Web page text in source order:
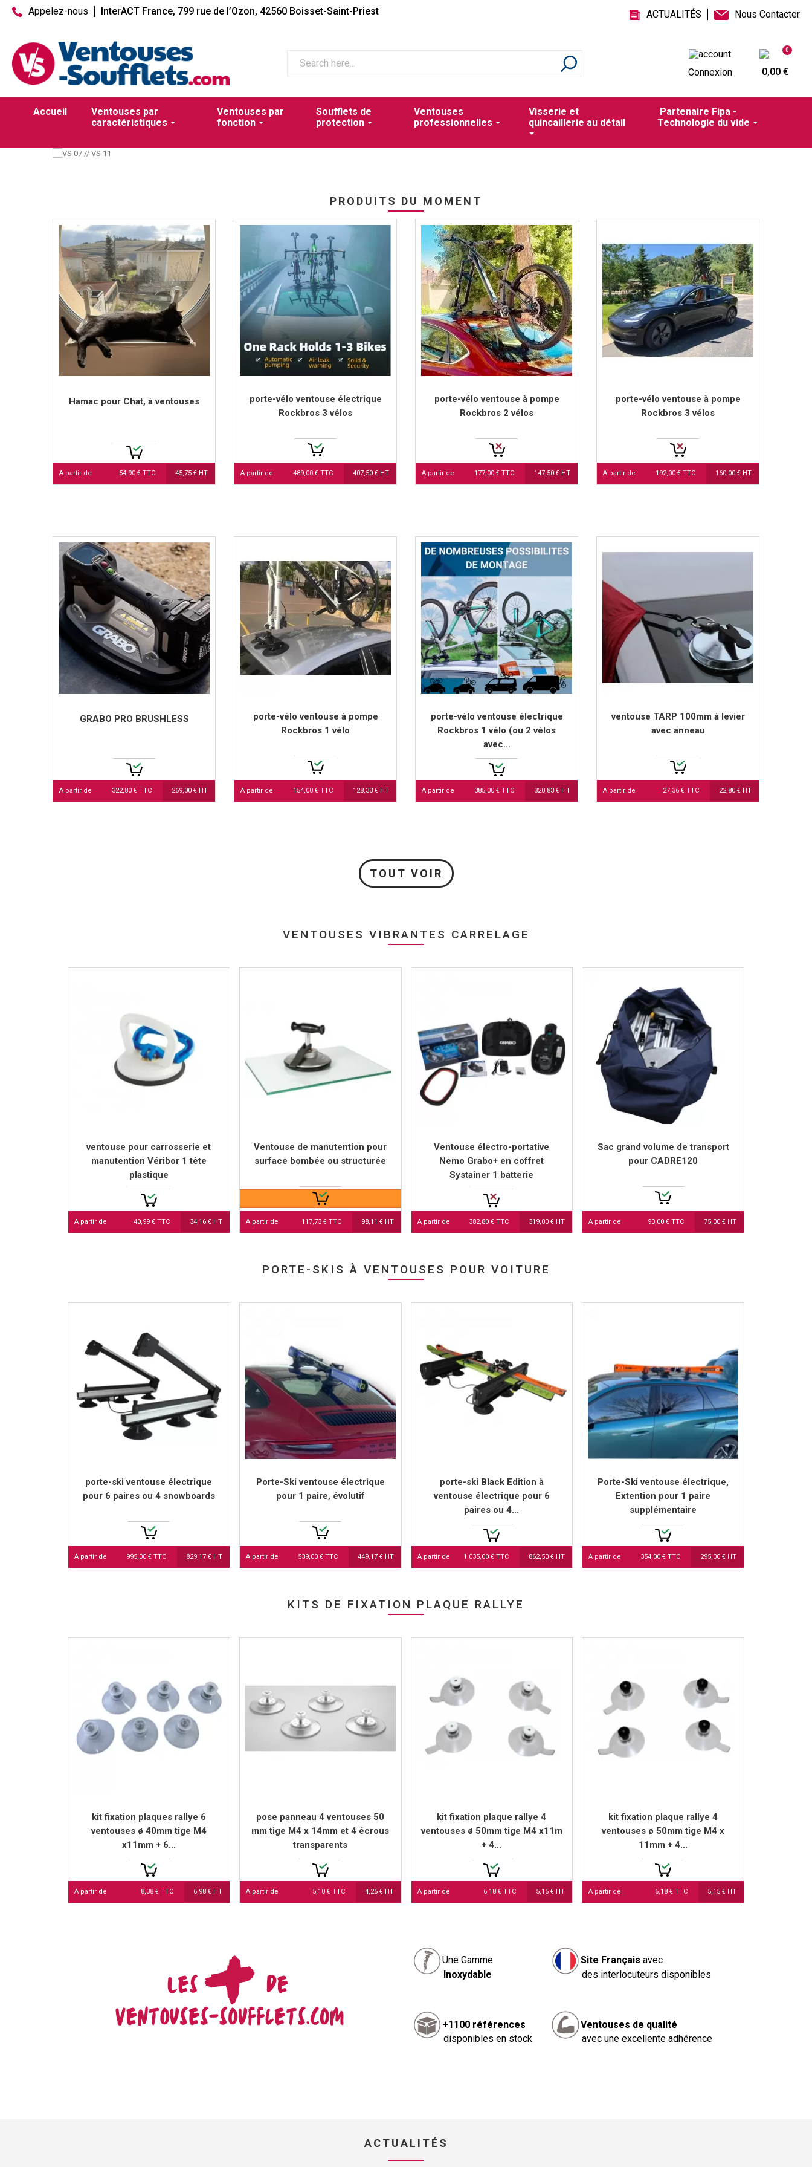
Appelez-nous InterACT France, 799 rue de l’Ozon, 42560 Boisset-Saint-Priest ACTUALITÉS Nous Contacter
Connexion
0
0,00 €
Accueil
Ventouses par
caractéristiques
Ventouses par
fonction
Soufflets de
protection
Ventouses
professionnelles
Visserie et
quincaillerie au détail
Partenaire Fipa -
Technologie du vide
Voir plus
PRODUITS DU MOMENT
Hamac pour Chat, à ventouses
A partir de 54,90 € TTC 45,75 € HT
porte-vélo ventouse électrique
Rockbros 3 vélos
A partir de 489,00 € TTC 407,50 € HT
porte-vélo ventouse à pompe
Rockbros 2 vélos
A partir de 177,00 € TTC 147,50 € HT
porte-vélo ventouse à pompe
Rockbros 3 vélos
A partir de 192,00 € TTC 160,00 € HT
GRABO PRO BRUSHLESS
A partir de 322,80 € TTC 269,00 € HT
porte-vélo ventouse à pompe
Rockbros 1 vélo
A partir de 154,00 € TTC 128,33 € HT
porte-vélo ventouse électrique
Rockbros 1 vélo (ou 2 vélos
avec...
A partir de 385,00 € TTC 320,83 € HT
ventouse TARP 100mm à levier
avec anneau
A partir de 27,36 € TTC 22,80 € HT
TOUT VOIR
VENTOUSES VIBRANTES CARRELAGE
ventouse pour carrosserie et
manutention Véribor 1 tête
plastique
A partir de 40,99 € TTC 34,16 € HT
Ventouse de manutention pour
surface bombée ou structurée
A partir de 117,73 € TTC 98,11 € HT
Ventouse électro-portative
Nemo Grabo+ en coffret
Systainer 1 batterie
A partir de 382,80 € TTC 319,00 € HT
Sac grand volume de transport
pour CADRE120
A partir de 90,00 € TTC 75,00 € HT
PORTE-SKIS À VENTOUSES POUR VOITURE
porte-ski ventouse électrique
pour 6 paires ou 4 snowboards
A partir de 995,00 € TTC 829,17 € HT
Porte-Ski ventouse électrique
pour 1 paire, évolutif
A partir de 539,00 € TTC 449,17 € HT
porte-ski Black Edition à
ventouse électrique pour 6
paires ou 4...
A partir de 1 035,00 € TTC 862,50 € HT
Porte-Ski ventouse électrique,
Extention pour 1 paire
supplémentaire
A partir de 354,00 € TTC 295,00 € HT
KITS DE FIXATION PLAQUE RALLYE
kit fixation plaques rallye 6
ventouses ø 40mm tige M4
x11mm + 6...
A partir de 8,38 € TTC 6,98 € HT
pose panneau 4 ventouses 50
mm tige M4 x 14mm et 4 écrous
transparents
A partir de 5,10 € TTC 4,25 € HT
kit fixation plaque rallye 4
ventouses ø 50mm tige M4 x11m
+ 4...
A partir de 6,18 € TTC 5,15 € HT
kit fixation plaque rallye 4
ventouses ø 50mm tige M4 x
11mm + 4...
A partir de 6,18 € TTC 5,15 € HT
Une Gamme
Inoxydable
Site Français avec
des interlocuteurs disponibles
+1100 références
disponibles en stock
Ventouses de qualité
avec une excellente adhérence
ACTUALITÉS